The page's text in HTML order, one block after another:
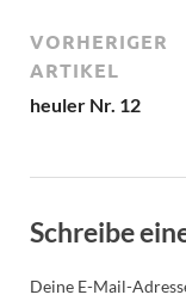
VORHERIGER
ARTIKEL
heuler Nr. 12
Schreibe
Deine E-Mail-